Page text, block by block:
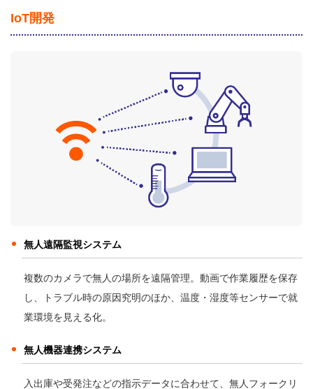
IoT開発
無人遠隔監視システム
複数のカメラで無人の場所を遠隔管理。動画で作業履歴を保存
し、トラブル時の原因究明のほか、温度・湿度等センサーで就
業環境を見える化。
無人機器連携システム
入出庫や受発注などの指示データに合わせて、無人フォークリ